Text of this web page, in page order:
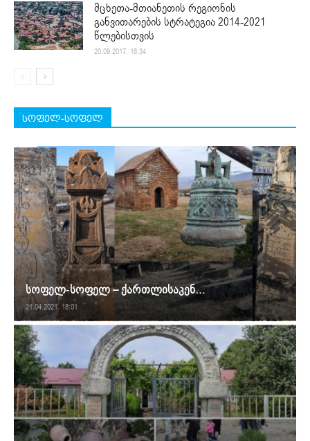
მცხეთა-მთიანეთის რეგიონის
განვითარების სტრატეგია 2014-2021
წლებისთვის
20.09.2017. 18:34
სოფელ-სოფელ
სოფელ-სოფელ – ქართლისაკენ…
21.04.2021. 18:01